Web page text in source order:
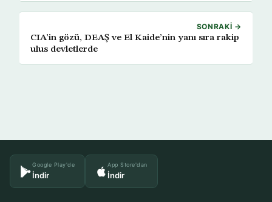
SONRAKI →
CIA’in gözü, DEAŞ ve El Kaide’nin yanı sıra rakip
ulus devletlerde
Google Play'de
İndir
App Store'dan
İndir